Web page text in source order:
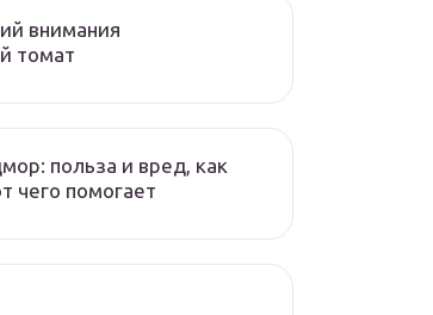
внимания
томат
польза и вред, как
чего помогает